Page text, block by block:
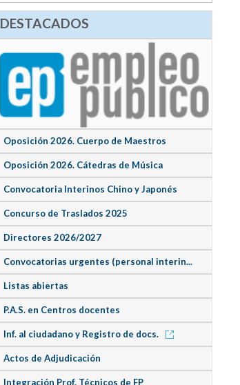
DESTACADOS
Oposición 2026. Cuerpo de Maestros
Oposición 2026. Cátedras de Música
Convocatoria Interinos Chino y Japonés
Concurso de Traslados 2025
Directores 2026/2027
Convocatorias urgentes (personal interin...
Listas abiertas
P.A.S. en Centros docentes
Inf. al ciudadano y Registro de docs.
Actos de Adjudicación
Integración Prof. Técnicos de FP